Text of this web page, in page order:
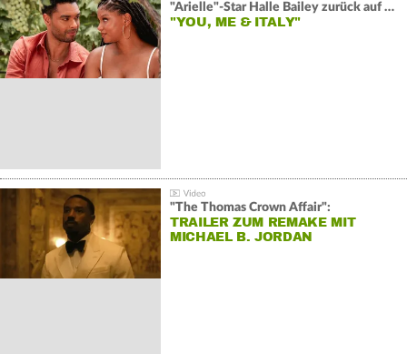
"Arielle"-Star Halle Bailey zurück auf der Leinwand:
"YOU, ME & ITALY"
"The Thomas Crown Affair":
TRAILER ZUM REMAKE MIT
MICHAEL B. JORDAN